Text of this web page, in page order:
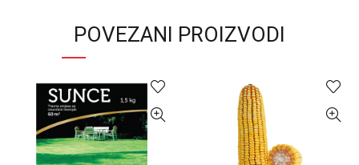
POVEZANI PROIZVODI